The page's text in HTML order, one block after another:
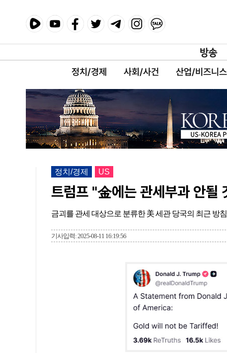
정치/경제 사회/사건 산업/비즈니스
정치/경제 US
트럼프 "金에는 관세부과 안될
금괴를 관세 대상으로 분류한 美 세관 당국의 최근 방
기사입력: 2025-08-11 16:19:56